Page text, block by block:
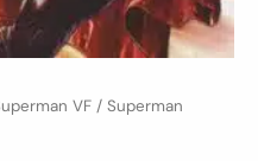
VF / Superman